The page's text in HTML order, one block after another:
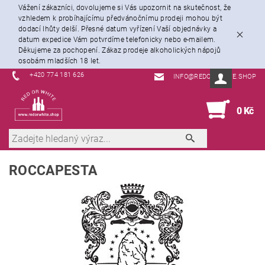
Vážení zákazníci, dovolujeme si Vás upozornit na skutečnost, že
vzhledem k probíhajícímu předvánočnímu prodeji mohou být
dodací lhůty delší. Přesné datum vyřízení Vaší objednávky a
datum expedice Vám potvrdíme telefonicky nebo e-mailem.
Děkujeme za pochopení. Zákaz prodeje alkoholických nápojů
osobám mladších 18 let.
+420 774 181 626 INFO@REDORWHITE.SHOP
0 Kč
ROCCAPESTA